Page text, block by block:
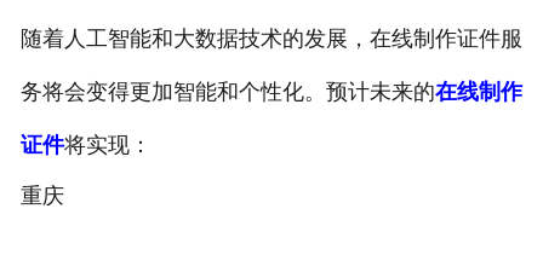
随着人工智能和大数据技术的发展，在线制作证件服
务将会变得更加智能和个性化。预计未来的在线制作
证件将实现：
重庆